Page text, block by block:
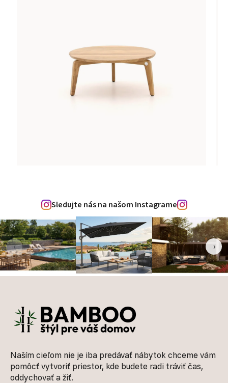
Sledujte nás na našom Instagrame
‹ ›
Naším cieľom nie je iba predávať nábytok chceme vám
pomôcť vytvoriť priestor, kde budete radi tráviť čas,
oddychovať a žiť.